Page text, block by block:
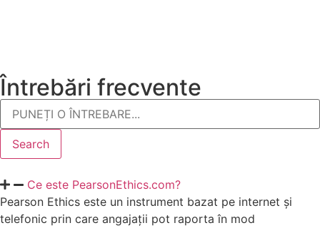
Întrebări frecvente
Search
Ce este PearsonEthics.com?
Pearson Ethics este un instrument bazat pe internet și
telefonic prin care angajații pot raporta în mod